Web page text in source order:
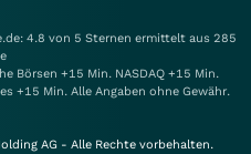
4.8 von 5 Sternen ermittelt aus 285
Börsen +15 Min. NASDAQ +15 Min.
+15 Min. Alle Angaben ohne Gewähr.
AG - Alle Rechte vorbehalten.